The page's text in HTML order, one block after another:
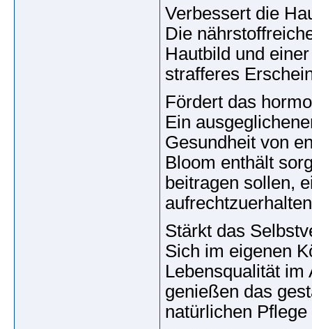
Verbessert die
Die
Hautbild und
strafferes
Fördert das
Ein
Gesundheit von
Bloom enthält
beitragen sollen,
Stärkt das
Sich im eigenen
Lebensqualität im
genießen das
natürlichen